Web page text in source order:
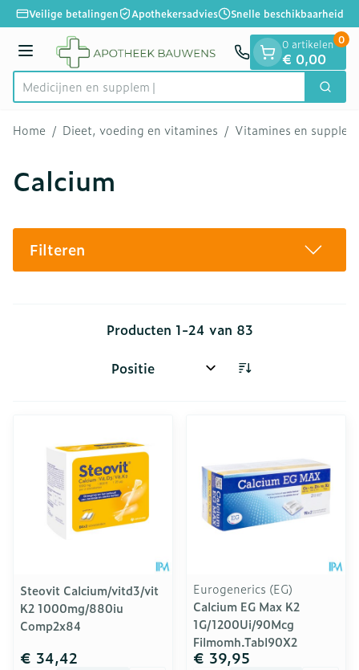
Ga naar de inhoud
1 van 1
Veilige betalingen Apothekersadvies Snelle beschikbaarheid
Menu
Product, merk, categorie...
Me Zoek
0 artikelen
€ 0,00
0
Home / Dieet, voeding en vitamines / Vitamines en
Calcium
Filteren
Producten 1-24 van 83
Sorteer op:
Steovit Calcium/vitd3/vit
K2 1000mg/880iu
Comp2x84
€ 34,42
Eurogenerics (EG)
Calcium EG Max K2
1G/1200Ui/90Mcg
Filmomh.Tabl90X2
€ 39,95